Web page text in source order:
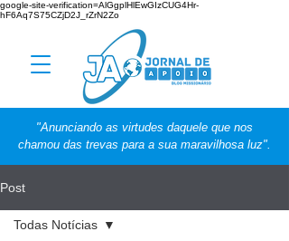
google-site-verification=AlGgplHlEwGIzCUG4Hr-
hF6Aq7S75CZjD2J_rZrN2Zo
"Anunciando as virtudes daquele que nos
chamou das trevas para a sua maravilhosa luz".
Post
Todas Notícias